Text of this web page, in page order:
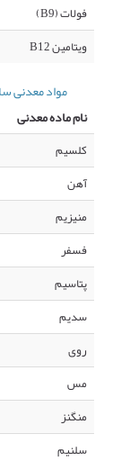
فولات (B9)
ویتامین B12
مواد معدنی
نام ماده معدنی
کلسیم
آهن
منیزیم
فسفر
پتاسیم
سدیم
روی
مس
منگنز
سلنیم